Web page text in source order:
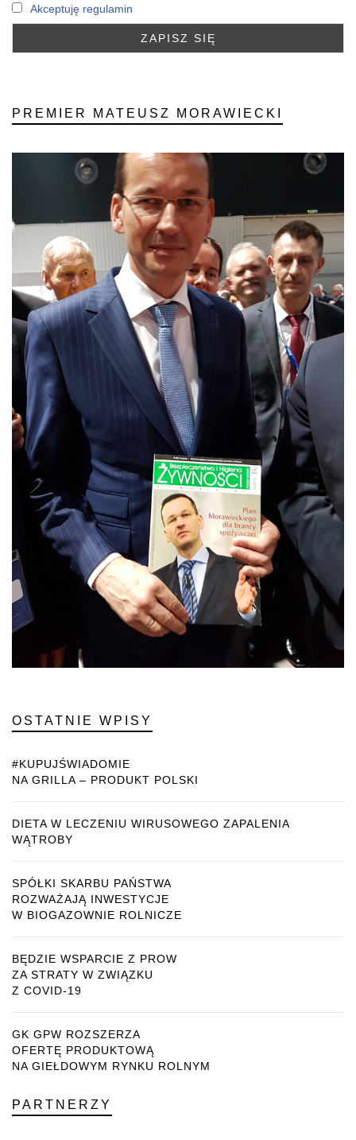
Akceptuję regulamin
PREMIER MATEUSZ MORAWIECKI
OSTATNIE WPISY
#KUPUJŚWIADOMIE
NA GRILLA – PRODUKT POLSKI
DIETA W LECZENIU WIRUSOWEGO ZAPALENIA
WĄTROBY
SPÓŁKI SKARBU PAŃSTWA
ROZWAŻAJĄ INWESTYCJE
W BIOGAZOWNIE ROLNICZE
BĘDZIE WSPARCIE Z PROW
ZA STRATY W ZWIĄZKU
Z COVID-19
GK GPW ROZSZERZA
OFERTĘ PRODUKTOWĄ
NA GIEŁDOWYM RYNKU ROLNYM
PARTNERZY